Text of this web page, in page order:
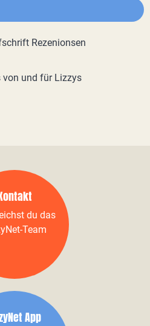
von und für Lizzys
du das
Team
App